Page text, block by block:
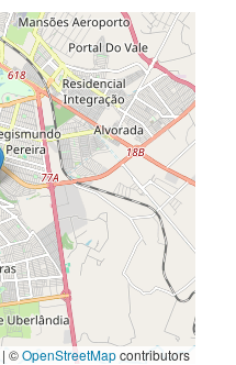
| ©OpenStreetMapcontributors